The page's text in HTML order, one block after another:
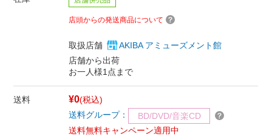
店頭からの発送商品について
取扱店舗
AKIBA アミューズメント館
店舗から出荷
お一人様1点まで
送料 ¥0(税込)
送料グループ：
BD/DVD/音楽CD
送料無料キャンペーン適用中